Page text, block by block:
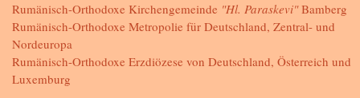
Rumänisch-Orthodoxe Kirchengemeinde "Hl. Paraskevi"Bamberg
Rumänisch-Orthodoxe Metropolie für Deutschland, Zentral- und
Nordeuropa
Rumänisch-Orthodoxe Erzdiözese von Deutschland, Österreich und
Luxemburg